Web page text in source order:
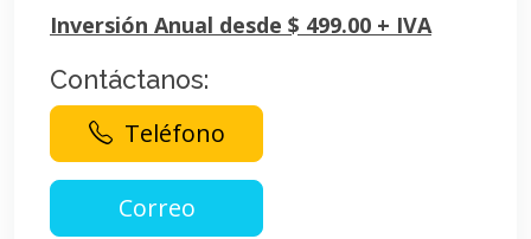
Inversión Anual desde $ 499.00 + IVA
Contáctanos:
Teléfono